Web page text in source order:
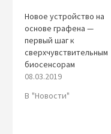
Новое устройство на
основе графена —
первый шаг к
сверхчувствительным
биосенсорам
08.03.2019
В "Новости"